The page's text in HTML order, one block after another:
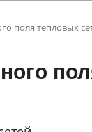
поля тепловых